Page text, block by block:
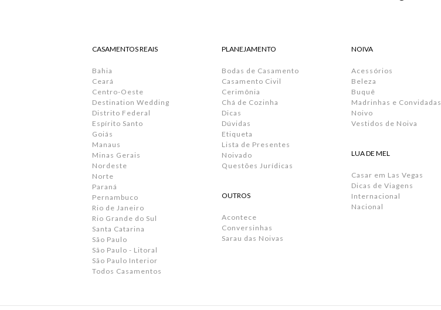
CASAMENTOS REAIS
Bahia
Ceará
Centro-Oeste
Destination Wedding
Distrito Federal
Espírito Santo
Goiás
Manaus
Minas Gerais
Nordeste
Norte
Paraná
Pernambuco
Rio de Janeiro
Rio Grande do Sul
Santa Catarina
São Paulo
São Paulo - Litoral
São Paulo Interior
Todos Casamentos
PLANEJAMENTO
Bodas de Casamento
Casamento Civil
Cerimônia
Chá de Cozinha
Dicas
Dúvidas
Etiqueta
Lista de Presentes
Noivado
Questões Jurídicas
OUTROS
Acontece
Conversinhas
Sarau das Noivas
NOIVA
Acessórios
Beleza
Buquê
Madrinhas e Convidadas
Noivo
Vestidos de Noiva
LUA DE MEL
Casar em Las Vegas
Dicas de Viagens
Internacional
Nacional